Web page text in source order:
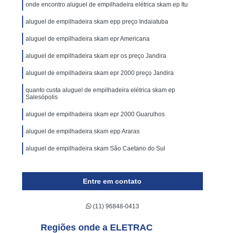
onde encontro aluguel de empilhadeira elétrica skam ep Itu
aluguel de empilhadeira skam epp preço Indaiatuba
aluguel de empilhadeira skam epr Americana
aluguel de empilhadeira skam epr os preço Jandira
aluguel de empilhadeira skam epr 2000 preço Jandira
quanto custa aluguel de empilhadeira elétrica skam ep
Salesópolis
aluguel de empilhadeira skam epr 2000 Guarulhos
aluguel de empilhadeira skam epp Araras
aluguel de empilhadeira skam São Caetano do Sul
Entre em contato
(11) 96848-0413
Regiões onde a ELETRAC